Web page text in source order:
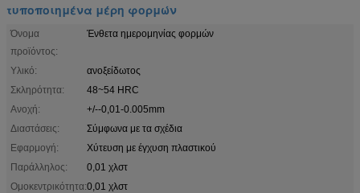
τυποποιημένα μέρη φορμών
Όνομα
προϊόντος:
Ένθετα ημερομηνίας φορμών
Υλικό:
ανοξείδωτος
Σκληρότητα:
48~54 HRC
Ανοχή:
+/--0,01-0.005mm
Διαστάσεις:
Σύμφωνα με τα σχέδια
Εφαρμογή:
Χύτευση με έγχυση πλαστικού
Παράλληλος:
0,01 χλστ
Ομοκεντρικότητα:0,01 χλστ